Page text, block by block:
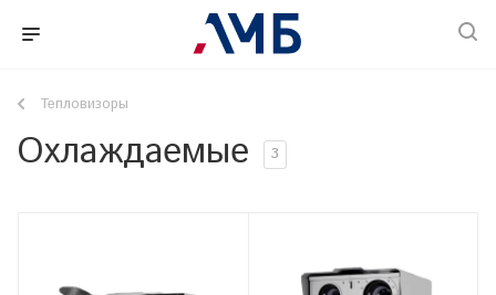
Тепловизоры
Охлаждаемые 3